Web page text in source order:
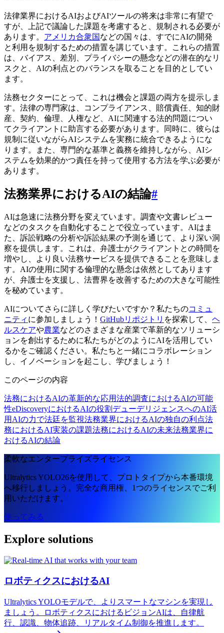
法律業界におけるAIおよびAIツールの将来は非常に有望で
すが、上記で議論した課題を考慮すると、規制される必要が
あります。 アメリカ合衆国などの国々は、すでにAIの開発
と利用を規制するための措置を講じています。これらの措置
は、バイアス、差別、プライバシーの懸念などの潜在的なリ
スクと、AIの利点とのバランスを取ることを目的としてい
ます。
法務セクターにとって、これは機会と課題の両方を提示しま
す。法律の専門家は、コンプライアンス、賠償責任、知的財
産、契約、倫理、人権など、AIに関連する法的問題につい
てクライアントに助言する必要があります。同時に、彼らは
規制に従いながらAIシステムを実務に統合できるようにな
ります。また、専門的な基準と義務を維持しながら、AIシ
ステムを効果的かつ責任を持って使用する方法を学ぶ必要が
あります。
法務業界におけるAIの結論#
AIは急速に法務分野を変えています。調査や文書レビュー
などのタスクを自動化することで役立っています。AIはま
た、訴訟戦略の分析や訴訟結果の予測を通じて、より深い洞
察を提供します。これは、弁護士がクライアントとの時間を
増やし、より良い法務サービスを提供できることを意味しま
す。AIの使用に関する倫理的な懸念は依然としてあります
が、弁護士を支援し、法曹界を改善するための大きな可能性
を秘めています。
AIについてさらに詳しく学びたいですか？私たちのコミュ
ニティ に参加しましょう！ GitHubリポジトリ を探索して、 ヘ
ルスケアや農業などのさまざまな産業で革新的なソリューシ
ョンを創出するために私たちがどのようにAIを活用してい
るかをご確認ください。私たちと一緒にコラボレーション
し、イノベーションを起こし、学びましょう！
このページの内容
法務におけるAIの革新的な応用法的調査におけるAIの可能
性eDiscoveryにおけるAIの役割 デューデリジェンスへのAI活
用 AIの力で法廷を監視法務業界におけるAIの独自の利点法
務におけるAI実装の課題法務におけるAIの未来法務業界に
おけるAIの結論
柔軟なエンタープライズライセンス
Ultralytics YOLO26を使用して、プロトタイプから本番環境
へ移行しましょう。完全な商用権、1つのライセンスでご利
用いただけます。
使ってみる
Explore solutions
ロボティクスにおけるAI
Ultralytics YOLOモデルで、よりスマートなマシンを実現し
ましょう。ロボティクスにおけるビジョンAIは、自律航
行、認識、物体追跡、リアルタイム制御を推進します。